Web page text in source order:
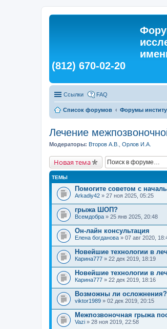
(812) 670-02-20
Ссылки FAQ
Список форумов Форумы
Лечение
Модераторы: Второв А.В. Орлов И.А.
Новая тема
ТЕМЫ
Помогите советом с
Arkadiy42 » 27 ноя 2025, 05:25
грыжа ШОП?
Всемдобра » 25 янв 2025, 20:48
Он-лайн консультация
Елена богданова » 07 авг 2020,
Новейшие технологии в
Карина777 » 22 дек 2019, 18:19
Новейшие технологии в
Карина777 » 22 дек 2019, 18:16
Возможны ли осложнения?
viktor1989 » 02 дек 2019, 20:15
Межпозвоночная грыжа
Vazi » 28 ноя 2019, 22:58